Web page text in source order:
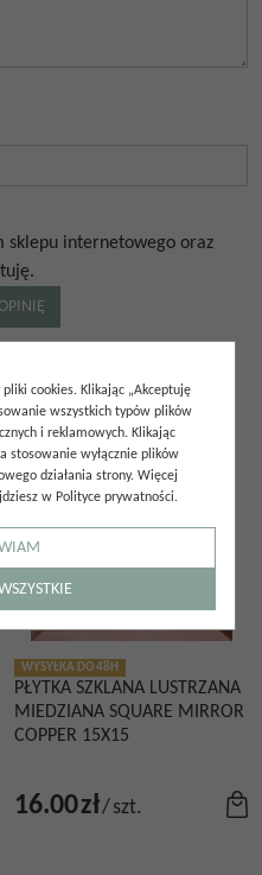
sklepu internetowego oraz
WYSYŁKA DO 48H
PŁYTKA SZKLANA LUSTRZANA
MIEDZIANA SQUARE MIRROR
COPPER 15X15
16.00zł/szt.
cookies. Klikając „Akceptuję
wszystkich typów plików
i reklamowych. Klikając
stosowanie wyłącznie plików
działania strony. Więcej
w Polityce prywatności.